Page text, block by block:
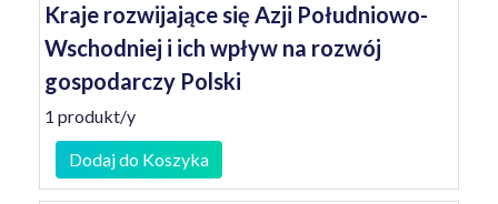
Kraje rozwijające się Azji Południowo-
Wschodniej i ich wpływ na rozwój
gospodarczy Polski
1 produkt/y
Dodaj do Koszyka